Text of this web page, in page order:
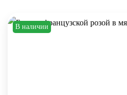
В наличии